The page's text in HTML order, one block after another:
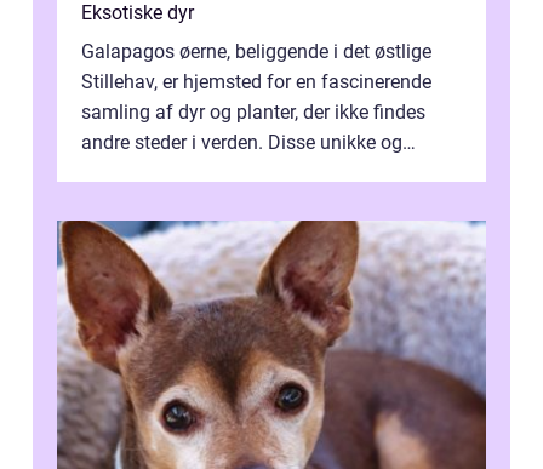
Eksotiske dyr
Galapagos øerne, beliggende i det østlige
Stillehav, er hjemsted for en fascinerende
samling af dyr og planter, der ikke findes
andre steder i verden. Disse unikke og